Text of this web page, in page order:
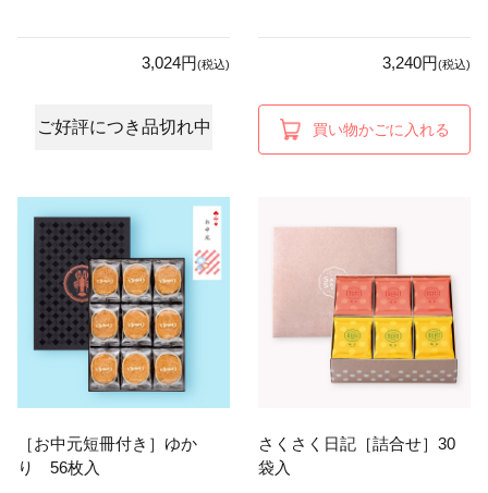
3,024円(税込)
ご好評につき品切れ中
3,240円(税込)
買い物かごに入れる
［お中元短冊付き］ゆか
り 56枚入
さくさく日記［詰合せ］30
袋入